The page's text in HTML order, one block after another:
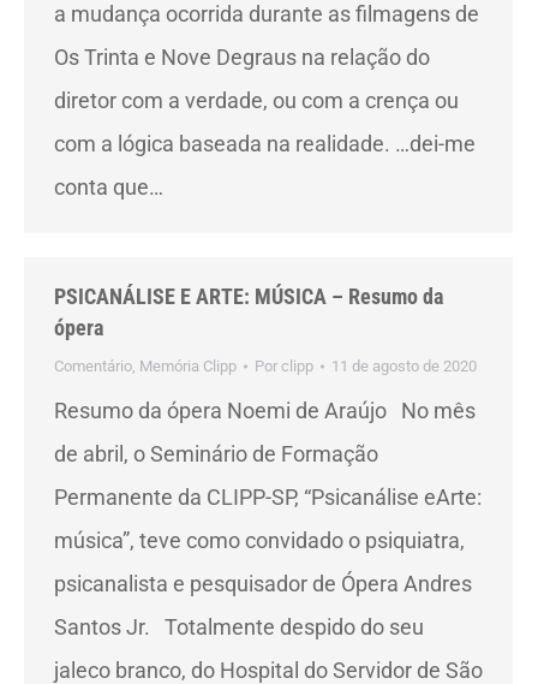
a mudança ocorrida durante as filmagens de
Os Trinta e Nove Degraus na relação do
diretor com a verdade, ou com a crença ou
com a lógica baseada na realidade. …dei-me
conta que…
PSICANÁLISE E ARTE: MÚSICA – Resumo da
ópera
Comentário, Memória Clipp Por clipp 11 de agosto de 2020
Resumo da ópera Noemi de Araújo No mês
de abril, o Seminário de Formação
Permanente da CLIPP-SP, “Psicanálise eArte:
música”, teve como convidado o psiquiatra,
psicanalista e pesquisador de Ópera Andres
Santos Jr. Totalmente despido do seu
jaleco branco, do Hospital do Servidor de São